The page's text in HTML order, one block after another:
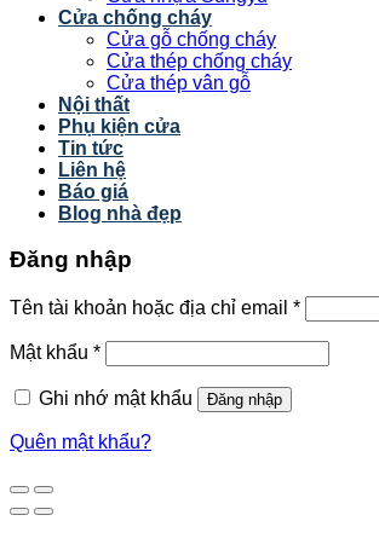
Cửa chống cháy
Cửa gỗ chống cháy
Cửa thép chống cháy
Cửa thép vân gỗ
Nội thất
Phụ kiện cửa
Tin tức
Liên hệ
Báo giá
Blog nhà đẹp
Đăng nhập
Tên tài khoản hoặc địa chỉ email *
Mật khẩu *
Ghi nhớ mật khẩu Đăng nhập
Quên mật khẩu?